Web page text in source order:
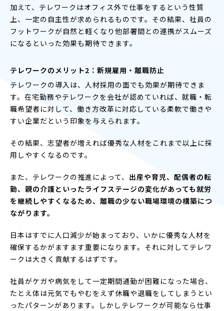
加えて、テレワークはオフィス外で仕事をするという性質
上、一定の自主性が求められるものです。その結果、社員の
フットワークが自然と軽くなり他部署間との連携がスムーズ
になるといった効果も期待できます。
テレワークのメリット2：新規雇用・離職防止
テレワークの導入は、人材採用の面でも効果が期待できま
す。在宅勤務やテレワークを会社が認めていれば、就職・転
職希望者に対して、働き方改革に対応している柔軟で働きや
すい企業だという印象を与えられます。
その結果、志望者が増えれば優秀な人材をこれまで以上に採
用しやすくなるのです。
また、テレワークの推進によって、 出産や育児、配偶者の転
勤、親の介護といったライフステージの変化があっても就労
を継続しやすくなるため、離職の少ない職場環境の構築につ
ながります。
日本はすでに人口減少が始まっており、いかに優秀な人材を
確保するかがますます重要になります。それに対してテレワ
ークは大きく貢献するはずです。
社員がケガや病気をして一定期間通勤が困難になった場合、
たとえ体は元気でもやむをえず休職や退職をしてしまうとい
ったパターンがあります。しかしテレワークが可能なら仕事